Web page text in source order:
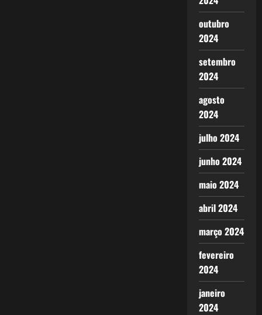
outubro
2024
setembro
2024
agosto
2024
julho 2024
junho 2024
maio 2024
abril 2024
março 2024
fevereiro
2024
janeiro
2024